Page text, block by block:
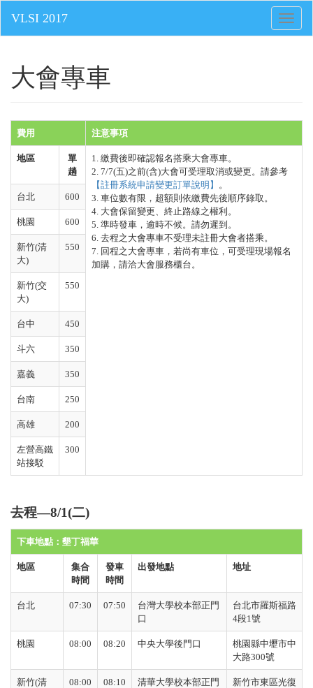
Toggle
大會專車
費用 注意事項
地區
單
趟
1. 繳費後即確認報名搭乘大會專車。
2. 7/7(五)之前(含)大會可受理取消或變更。請參考
【註冊系統申請變更訂單說明】 。
3. 車位數有限，超額則依繳費先後順序錄取。
4. 大會保留變更、終止路線之權利。
5. 準時發車，逾時不候。請勿遲到。
6. 去程之大會專車不受理未註冊大會者搭乘。
7. 回程之大會專車，若尚有車位，可受理現場報名
加購，請洽大會服務櫃台。
台北 600
桃園 600
新竹(清
大)
550
新竹(交
大)
550
台中 450
斗六 350
嘉義 350
台南 250
高雄 200
左營高鐵
站接駁
300
去程—8/1(二)
下車地點： 墾丁福華
地區
集合
時間
發車
時間
出發地點 地址
台北 07:30 07:50
台灣大學校本部正門
口
台北市羅斯福路
4段1號
桃園 08:00 08:20 中央大學後門口
桃園縣中壢市中
大路300號
新竹(清
08:00 08:10
清華大學校本部正門
新竹市東區光復